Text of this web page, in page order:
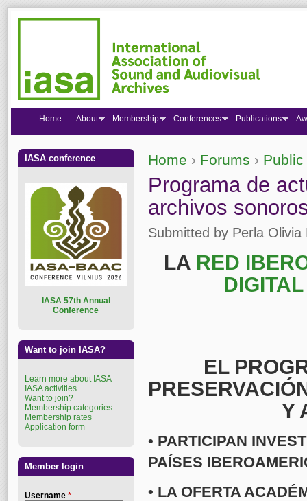
You are here
Home › Forums ›
Programa de
archivos
Submitted by Perla Olivia
LA RED
EL
Y
• PARTICIPAN
PAÍSES
• LA OFERTA
Home About Membership Conferences Publications
IASA conference
ASA 57th Annual
Conference
Want to join IASA?
Learn more about IASA
IASA activities
Want to join?
Membership categories
Membership rates
Application form
Member login
Username *